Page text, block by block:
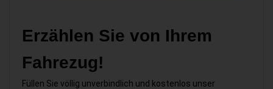
Erzählen Sie von Ihrem
Fahrezug!
Füllen Sie völlig unverbindlich und kostenlos unser